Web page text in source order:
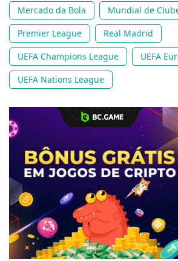
Mercado da Bola
Mundial de
Premier League
Real Madrid
UEFA Champions League
UEFA
UEFA Nations League
Jogue com responsabilidade. 18+